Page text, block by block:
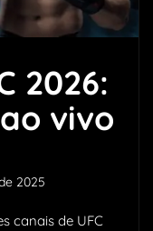
2026:
vivo
2025
canais de UFC